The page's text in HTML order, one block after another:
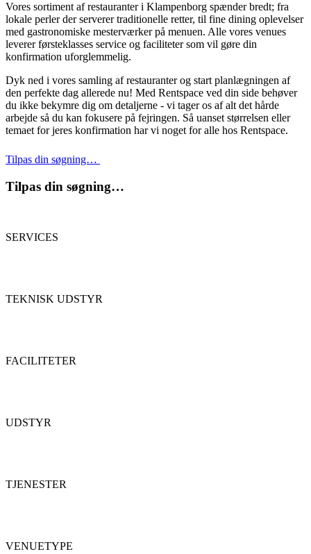
Vores sortiment af restauranter i Klampenborg spænder bredt; fra
lokale perler der serverer traditionelle retter, til fine dining oplevelser
med gastronomiske mesterværker på menuen. Alle vores venues
leverer førsteklasses service og faciliteter som vil gøre din
konfirmation uforglemmelig.
Dyk ned i vores samling af restauranter og start planlægningen af
den perfekte dag allerede nu! Med Rentspace ved din side behøver
du ikke bekymre dig om detaljerne - vi tager os af alt det hårde
arbejde så du kan fokusere på fejringen. Så uanset størrelsen eller
temaet for jeres konfirmation har vi noget for alle hos Rentspace.
Tilpas din søgning…
Tilpas din søgning…
SERVICES
TEKNISK UDSTYR
FACILITETER
UDSTYR
TJENESTER
VENUETYPE